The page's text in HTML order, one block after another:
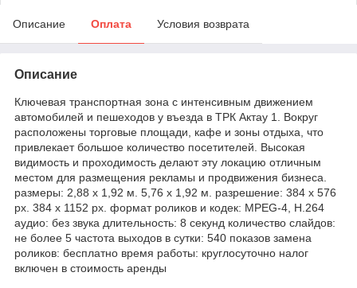
Описание Оплата Условия возврата
Описание
Ключевая транспортная зона с интенсивным движением
автомобилей и пешеходов у въезда в ТРК Актау 1. Вокруг
расположены торговые площади, кафе и зоны отдыха, что
привлекает большое количество посетителей. Высокая
видимость и проходимость делают эту локацию отличным
местом для размещения рекламы и продвижения бизнеса.
размеры: 2,88 х 1,92 м. 5,76 х 1,92 м. разрешение: 384 х 576
рх. 384 х 1152 рх. формат роликов и кодек: MPEG-4, Н.264
аудио: без звука длительность: 8 секунд количество слайдов:
не более 5 частота выходов в сутки: 540 показов замена
роликов: бесплатно время работы: круглосуточно налог
включен в стоимость аренды